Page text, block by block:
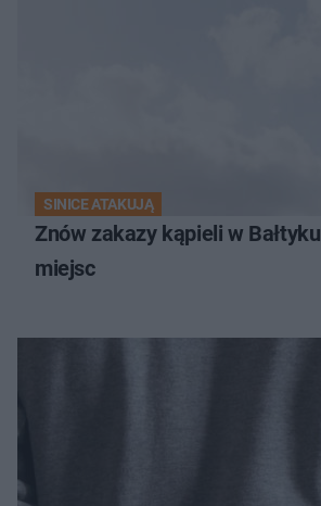
SINICE ATAKUJĄ
Znów zakazy kąpieli w
miejsc